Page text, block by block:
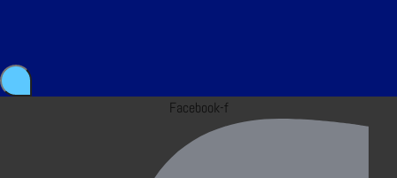
Facebook-f